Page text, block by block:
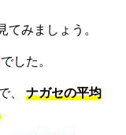
みましょう。
でした。
、
ナガセの平均